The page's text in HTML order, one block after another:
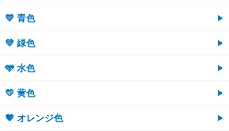
💙 青色
💚 緑色
🩵 水色
💛 黄色
🧡 オレンジ色